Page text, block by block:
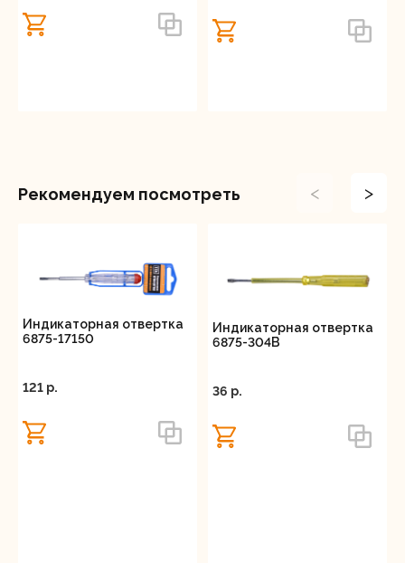
Рекомендуем посмотреть < >
Индикаторная отвертка
6875-17150
121 p.
Индикаторная отвертка
6875-304B
36 p.